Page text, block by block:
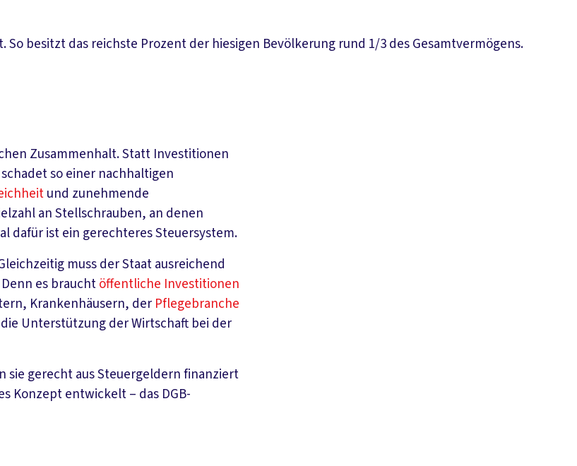
besitzt das reichste Prozent der hiesigen Bevölkerung rund 1/3 des Gesamtvermögens.
Zusammenhalt. Statt Investitionen
so einer nachhaltigen
und zunehmende
an Stellschrauben, an denen
dafür ist ein gerechteres Steuersystem.
muss der Staat ausreichend
es brauchtöffentliche Investitionen
Krankenhäusern, der Pflegebranche
Unterstützung der Wirtschaft bei der
sie gerecht aus Steuergeldern finanziert
Konzept entwickelt – das DGB-